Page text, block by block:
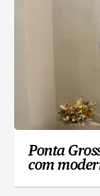
Ponta
com